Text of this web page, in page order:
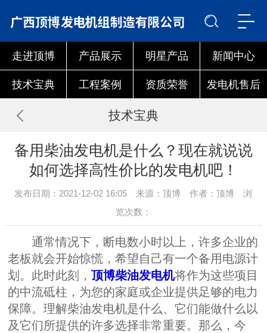
走进顶博 产品展示 明星产品 新闻中心
技术宝典 工程案例 资质荣誉 发电机售后
技术宝典
备用柴油发电机是什么？现在就说说
如何选择高性价比的发电机吧！
发布日期：2021-12-02 16:05 来源：顶博 作者：顶博 浏
览次数：
通常情况下，断电数小时以上，许多企业的
老板就会开始惊慌，希望自己有一个备用电源计
划。此时此刻，顶博柴油发电机将作为这些项目
的中流砥柱，为您的家庭或企业提供足够的电力
保障。理解柴油发电机是什么、它们能做什么以
及它们所提供的许多选择非常重要。那么，今